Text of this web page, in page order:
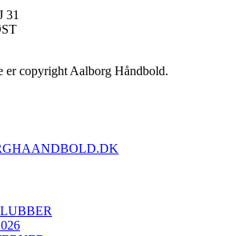
31
er copyright Aalborg Håndbold.